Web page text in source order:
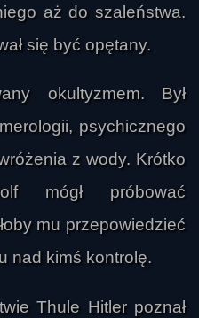
aż do szaleństwa.
się być opętany.
okultyzmem. Był
psychicznego
z wody. Krótko
mógł próbować
mu przepowiedzieć
nad kimś kontrolę.
Thule Hitler poznał